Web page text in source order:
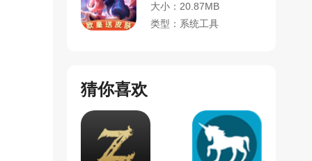
大小：20.87MB
类型：系统工具
猜你喜欢